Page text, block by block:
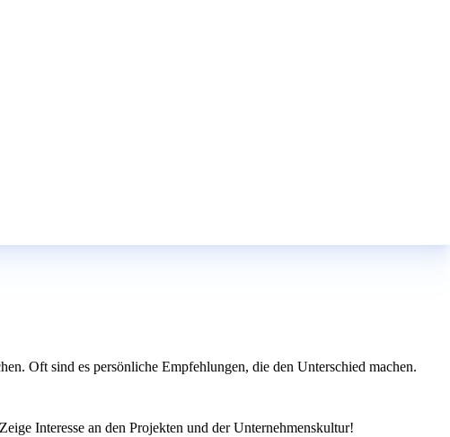
Oft sind es persönliche Empfehlungen, die den Unterschied machen.
Interesse an den Projekten und der Unternehmenskultur!